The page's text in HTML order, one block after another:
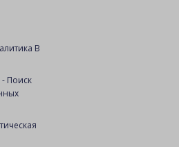
В
Поиск